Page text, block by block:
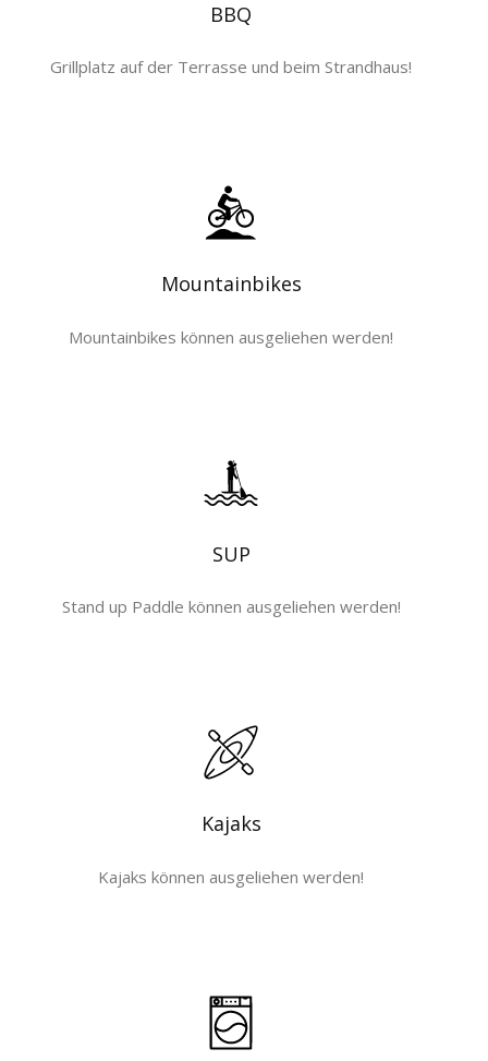
BBQ
Grillplatz auf der Terrasse und beim Strandhaus!
Mountainbikes
Mountainbikes können ausgeliehen werden!
SUP
Stand up Paddle können ausgeliehen werden!
Kajaks
Kajaks können ausgeliehen werden!